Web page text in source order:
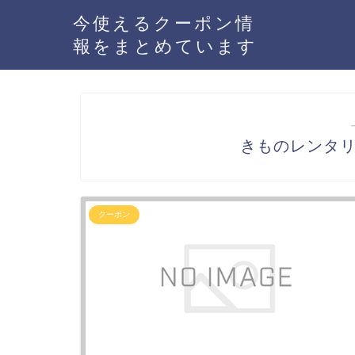
今使えるクーポン情
報をまとめています
きものレンタ
クーポン